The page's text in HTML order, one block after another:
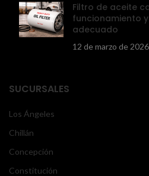
Filtro de aceite
funcionamiento
adecuado
12 de marzo de 2026
SUCURSALES
Los Ángeles
Chillán
Concepción
Constitución